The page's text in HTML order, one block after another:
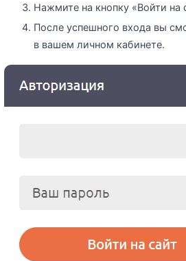
Нажмите на кнопку «Войти на
После успешного входа вы
в вашем личном кабинете.